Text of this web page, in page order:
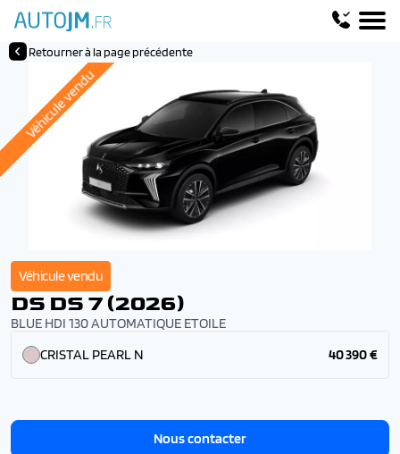
Retourner à la page précédente
Véhicule vendu
Véhicule vendu
DS DS 7 (2026)
BLUE HDI 130 AUTOMATIQUE ETOILE
CRISTAL PEARL N
40 390 €
Nous contacter